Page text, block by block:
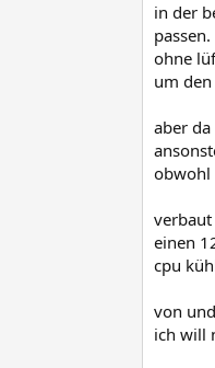
in der
passen.
ohne
um
aber
obwohl
einen
cpu
von
ich will